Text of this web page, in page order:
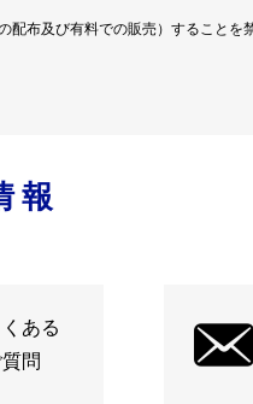
布及び有料での販売）することを
報
くある
問